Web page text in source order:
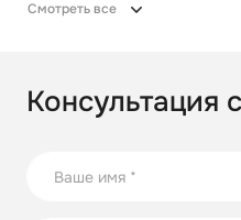
Смотреть все
Консультация